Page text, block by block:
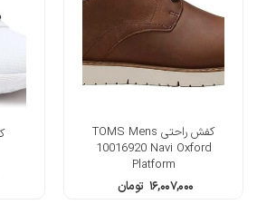
کفش راحتی TOMS Mens
10016920 Navi Oxford
Platform
۱۶,۰۰۷,۰۰۰ تومان